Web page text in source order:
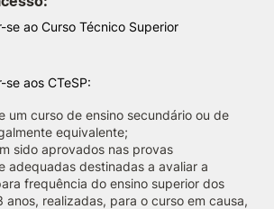
ao Curso Técnico Superior
aos CTeSP:
um curso de ensino secundário ou de
equivalente;
sido aprovados nas provas
adequadas destinadas a avaliar a
frequência do ensino superior dos
anos, realizadas, para o curso em causa,